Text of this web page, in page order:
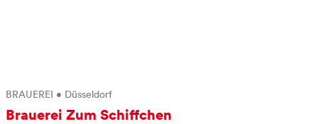
BRAUEREI • Düsseldorf
Brauerei Zum Schiffchen